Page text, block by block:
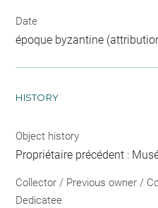
Date
époque byzantine
HISTORY
Object history
Propriétaire précédent :
Collector / Previous owner /
Dedicatee